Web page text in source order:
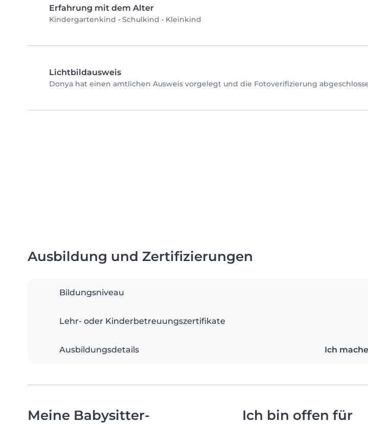
Erfahrung mit dem Alter
Kindergartenkind • Schulkind • Kleinkind
Lichtbildausweis
Donya hat einen amtlichen Ausweis vorgelegt und die Fotoverifizierung
Ausbildung und Zertifizierungen
Bildungsniveau
Lehr- oder Kinderbetreuungszertifikate
Ausbildungsdetails Ich
Meine Babysitter-
Ich bin offen für